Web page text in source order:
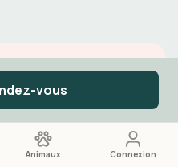
Animaux Connexion
de jour
vous